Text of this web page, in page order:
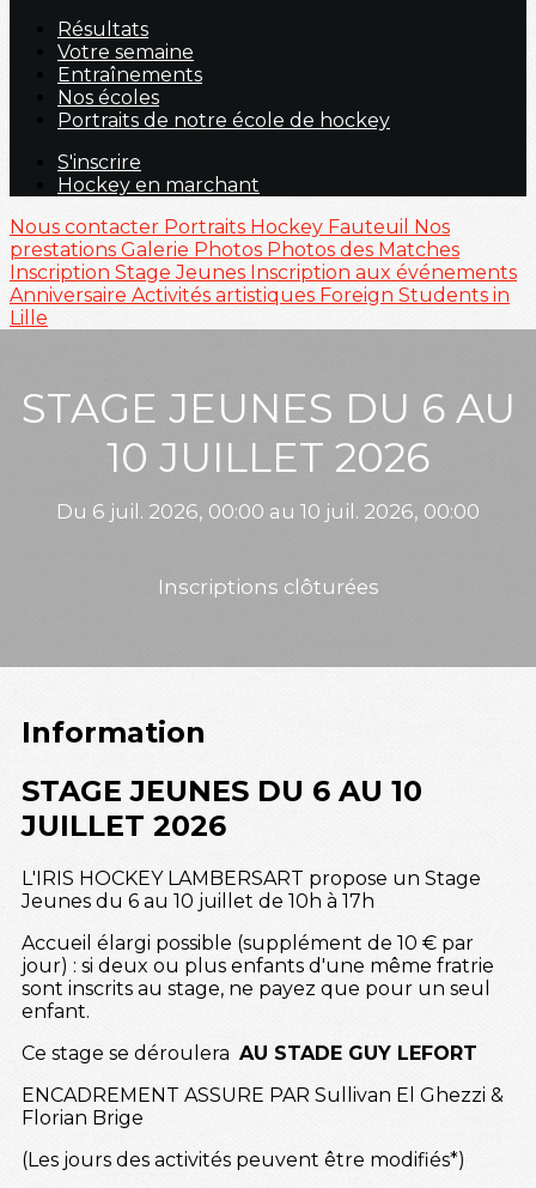
Résultats
Votre semaine
Entraînements
Nos écoles
Portraits de notre école de hockey
S'inscrire
Hockey en marchant
Nous contacter Portraits Hockey Fauteuil Nos
prestations Galerie Photos Photos des Matches
Inscription Stage Jeunes Inscription aux événements
Anniversaire Activités artistiques Foreign Students in
Lille
STAGE JEUNES DU 6 AU
10 JUILLET 2026
Du 6 juil. 2026, 00:00 au 10 juil. 2026, 00:00
Inscriptions clôturées
Information
STAGE JEUNES DU 6 AU 10
JUILLET 2026
L'IRIS HOCKEY LAMBERSART propose un Stage
Jeunes du 6 au 10 juillet de 10h à 17h
Accueil élargi possible (supplément de 10 € par
jour) : si deux ou plus enfants d'une même fratrie
sont inscrits au stage, ne payez que pour un seul
enfant.
Ce stage se déroulera AU STADE GUY LEFORT
ENCADREMENT ASSURE PAR Sullivan El Ghezzi &
Florian Brige
(Les jours des activités peuvent être modifiés*)